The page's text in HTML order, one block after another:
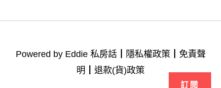
Powered by Eddie 私房話┃ 隱私權政策┃ 免責聲
明
退款(貨)政策
訂閱